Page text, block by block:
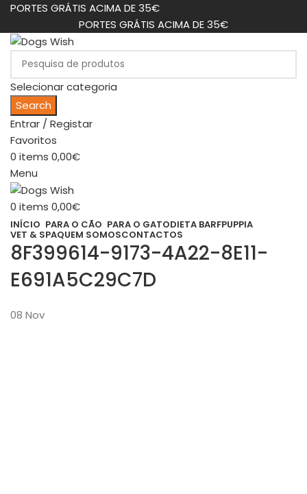
PORTES GRÁTIS ACIMA DE 35€
PORTES GRÁTIS ACIMA DE 35€
Selecionar categoria
Search
Entrar / Registar
Favoritos
0 items 0,00€
Menu
0 items 0,00€
INÍCIO PARA O CÃO PARA O GATODIETA BARFPUPPIA
VET & SPAQUEM SOMOSCONTACTOS
8F399614-9173-4A22-8E11-
E691A5C29C7D
08 Nov